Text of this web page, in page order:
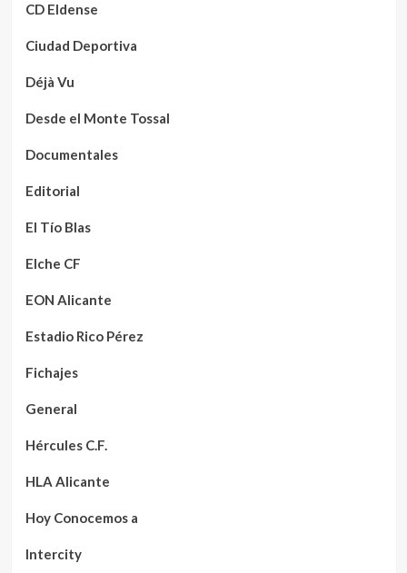
CD Eldense
Ciudad Deportiva
Déjà Vu
Desde el Monte Tossal
Documentales
Editorial
El Tío Blas
Elche CF
EON Alicante
Estadio Rico Pérez
Fichajes
General
Hércules C.F.
HLA Alicante
Hoy Conocemos a
Intercity